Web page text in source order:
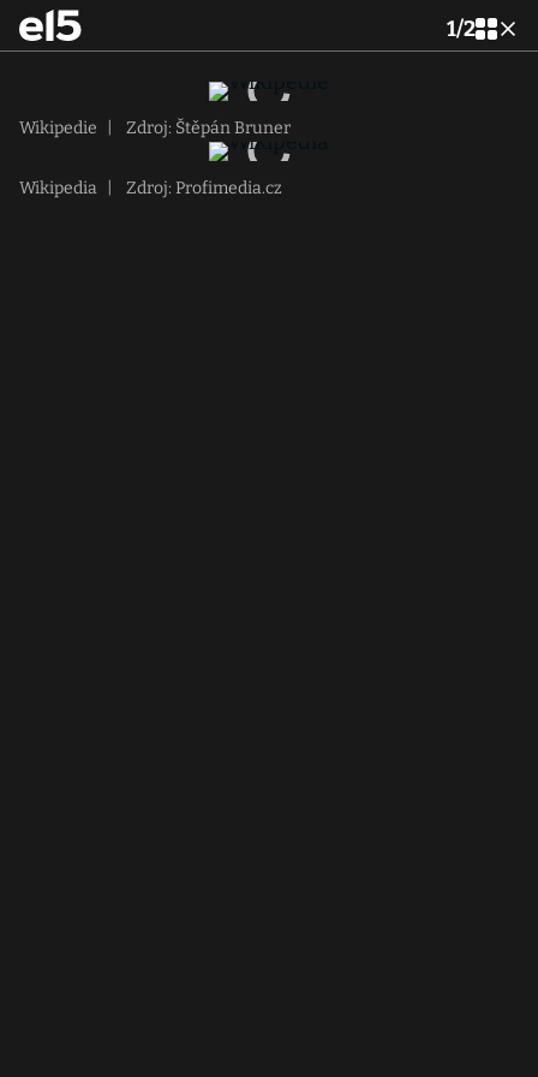
1/2
Wikipedie Zdroj: Štěpán Bruner
Wikipedia Zdroj: Profimedia.cz